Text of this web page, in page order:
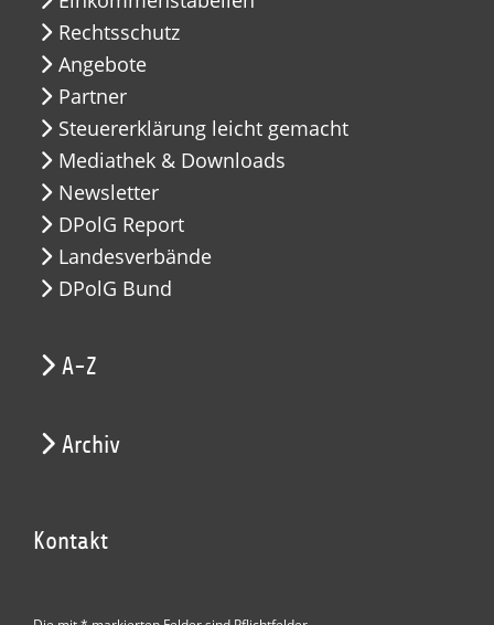
Rechtsschutz
Angebote
Partner
Steuererklärung leicht gemacht
Mediathek & Downloads
Newsletter
DPolG Report
Landesverbände
DPolG Bund
A-Z
Archiv
Kontakt